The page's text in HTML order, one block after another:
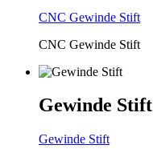
CNC Gewinde Stift
CNC Gewinde Stift
Gewinde Stift
Gewinde Stift